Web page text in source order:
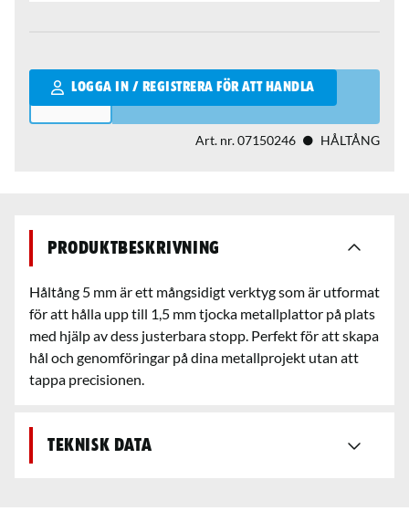
LOGGA IN / REGISTRERA FÖR ATT HANDLA
Qantity
Art. nr.07150246 HÅLTÅNG
Produktbeskrivning
Håltång 5 mm är ett mångsidigt verktyg som är utformat
för att hålla upp till 1,5 mm tjocka metallplattor på plats
med hjälp av dess justerbara stopp. Perfekt för att skapa
hål och genomföringar på dina metallprojekt utan att
tappa precisionen.
Teknisk data